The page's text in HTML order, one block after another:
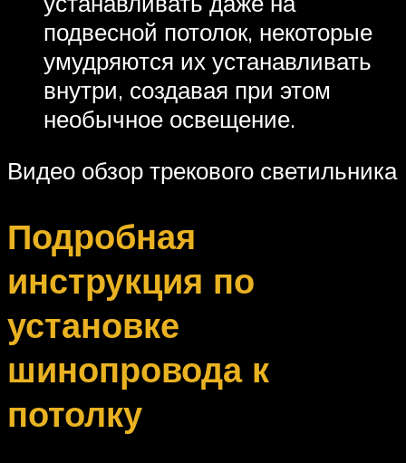
подвесной потолок, некоторые
умудряются их устанавливать
внутри, создавая при этом
необычное освещение.
Видео обзор трекового светильника
Подробная
инструкция по
установке
шинопровода к
потолку